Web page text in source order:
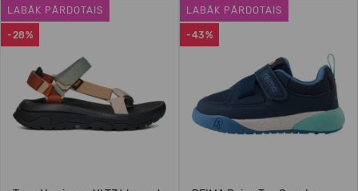
-28%
LABĀK PĀRDOTAIS
-43%
LABĀK PĀRDOTAIS